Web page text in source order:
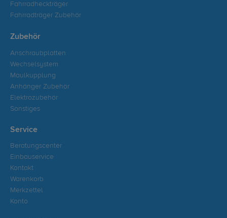
Fahrradheckträger
Fahrradträger Zubehör
Zubehör
Anschraubplatten
Wechselsystem
Maulkupplung
Anhänger Zubehör
Elektrozubehör
Sonstiges
Service
Beratungscenter
Einbauservice
Kontakt
Warenkorb
Merkzettel
Konto